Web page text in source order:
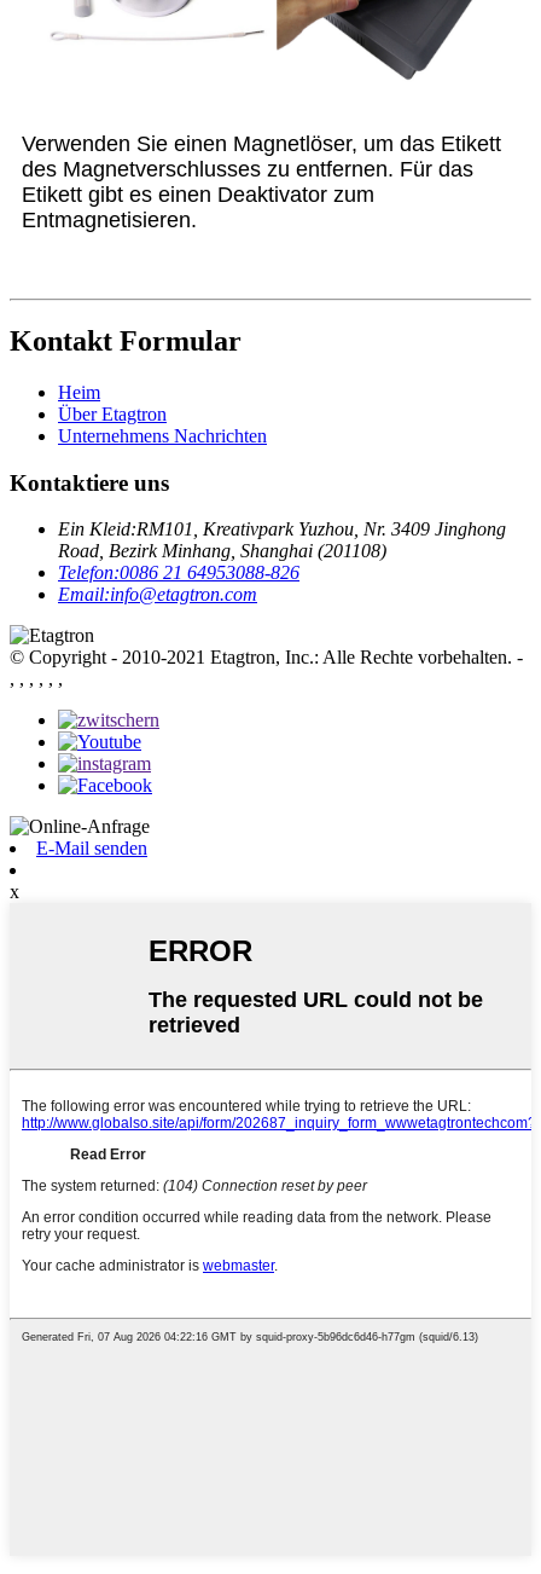
Verwenden Sie einen Magnetlöser, um das Etikett
des Magnetverschlusses zu entfernen. Für das
Etikett gibt es einen Deaktivator zum
Entmagnetisieren.
Kontakt Formular
Heim
Über Etagtron
Unternehmens Nachrichten
Kontaktiere uns
Ein Kleid:RM101, Kreativpark Yuzhou, Nr. 3409 Jinghong
Road, Bezirk Minhang, Shanghai (201108)
Telefon:0086 21 64953088-826
Email:info@etagtron.com
© Copyright - 2010-2021 Etagtron, Inc.: Alle Rechte vorbehalten. -
, , , , , ,
E-Mail senden
x